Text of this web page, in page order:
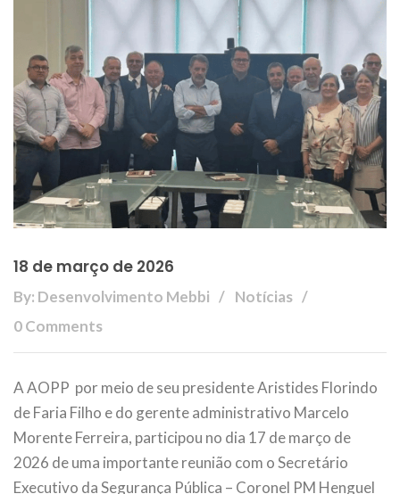
18 de março de 2026
By: Desenvolvimento Mebbi
Notícias
0 Comments
A AOPP por meio de seu presidente Aristides Florindo
de Faria Filho e do gerente administrativo Marcelo
Morente Ferreira, participou no dia 17 de março de
2026 de uma importante reunião com o Secretário
Executivo da Segurança Pública – Coronel PM Henguel